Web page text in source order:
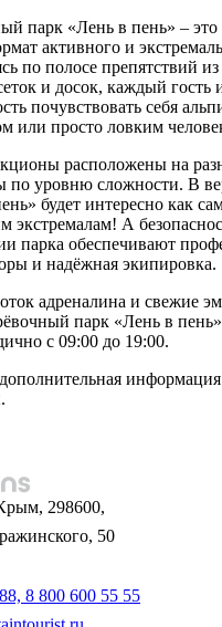
парк «Лень в пень» –
активного и
по полосе препятствий из
и досок, каждый гость
почувствовать себя
или просто ловким
расположены на
по уровню сложности. В
будет интересно как
экстремалам! А
парка обеспечивают
и надёжная экипировка.
адреналина и свежие
парк «Лень в
с 09:00 до 19:00.
298600,
50
8 800 600 55 55